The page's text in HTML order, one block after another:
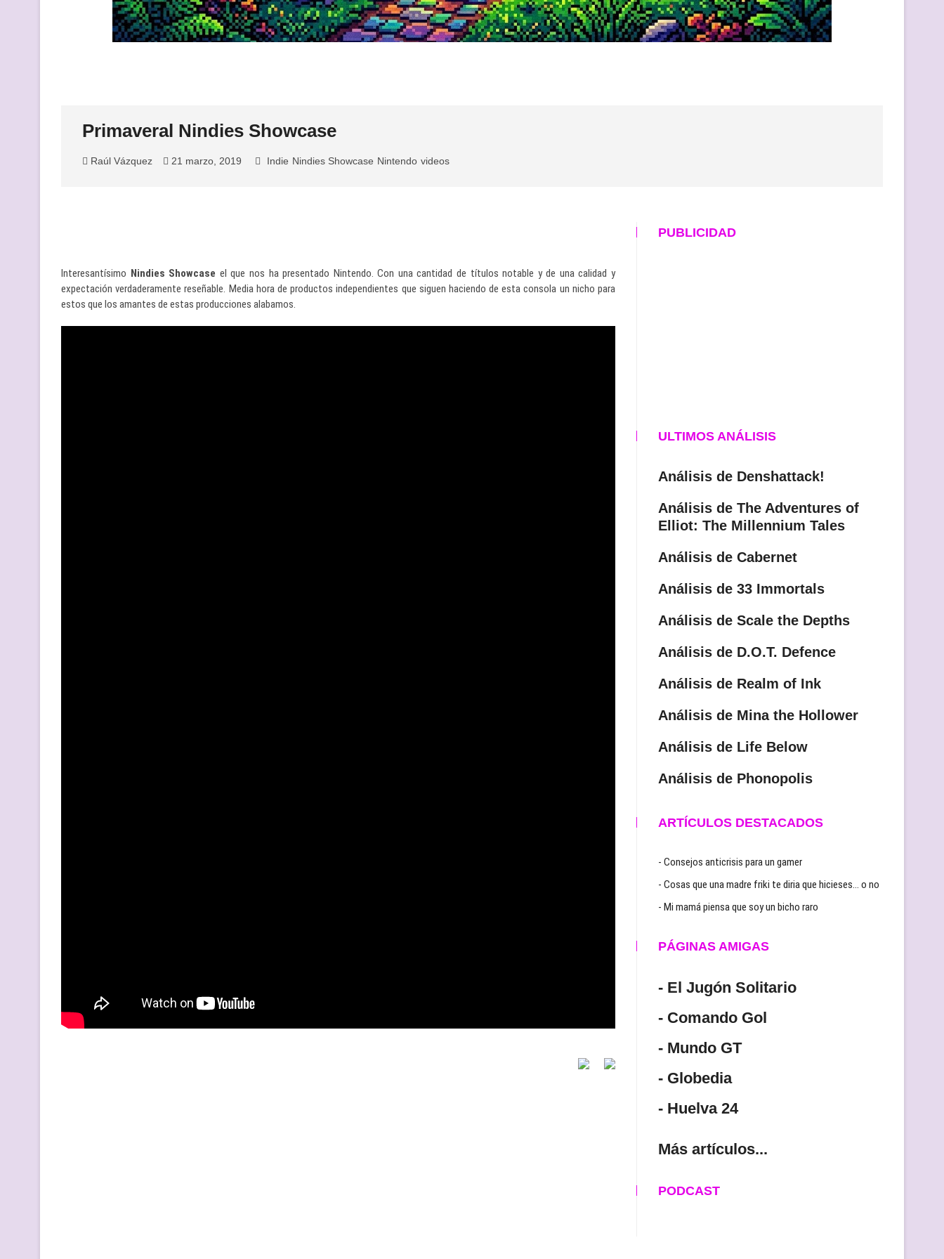
Primaveral Nindies Showcase
Raúl Vázquez 21 marzo, 2019 Indie Nindies Showcase Nintendo videos
Interesantísimo Nindies Showcase el que nos ha presentado Nintendo. Con una cantidad de títulos notable y de una calidad y
expectación verdaderamente reseñable. Media hora de productos independientes que siguen haciendo de esta consola un nicho para
estos que los amantes de estas producciones alabamos.
PUBLICIDAD
ULTIMOS ANÁLISIS
Análisis de Denshattack!
Análisis de The Adventures of
Elliot: The Millennium Tales
Análisis de Cabernet
Análisis de 33 Immortals
Análisis de Scale the Depths
Análisis de D.O.T. Defence
Análisis de Realm of Ink
Análisis de Mina the Hollower
Análisis de Life Below
Análisis de Phonopolis
ARTÍCULOS DESTACADOS
- Consejos anticrisis para un gamer
- Cosas que una madre friki te diria que hicieses… o no
- Mi mamá piensa que soy un bicho raro
PÁGINAS AMIGAS
- El Jugón Solitario
- Comando Gol
- Mundo GT
- Globedia
- Huelva 24
Más artículos...
PODCAST